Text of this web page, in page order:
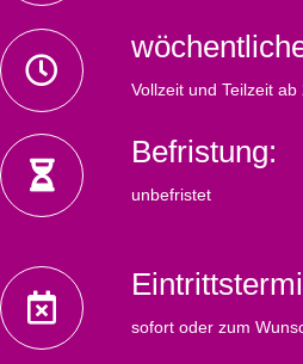
Vollzeit und Teilzeit ab
Befristung:
unbefristet
sofort oder zum